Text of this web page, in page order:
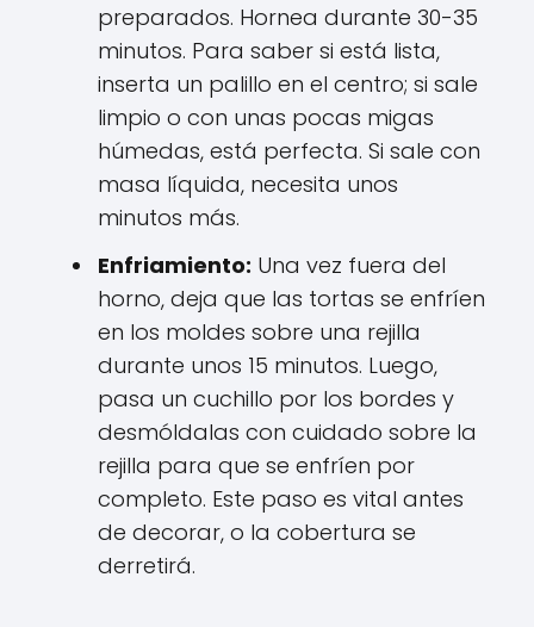
preparados. Hornea durante 30-35
minutos. Para saber si está lista,
inserta un palillo en el centro; si sale
limpio o con unas pocas migas
húmedas, está perfecta. Si sale con
masa líquida, necesita unos
minutos más.
Enfriamiento: Una vez fuera del
horno, deja que las tortas se enfríen
en los moldes sobre una rejilla
durante unos 15 minutos. Luego,
pasa un cuchillo por los bordes y
desmóldalas con cuidado sobre la
rejilla para que se enfríen por
completo. Este paso es vital antes
de decorar, o la cobertura se
derretirá.